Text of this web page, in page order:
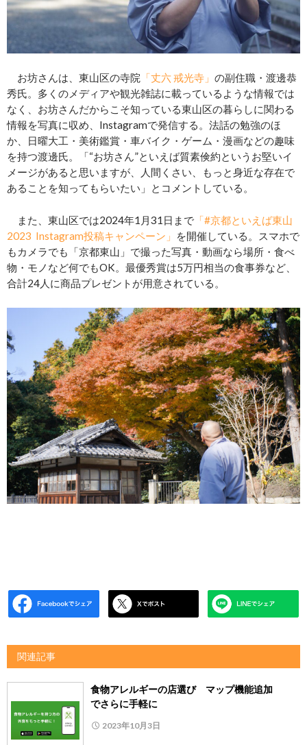
お坊さんは、東山区の寺院 「丈六 戒光寺」 の副住職・渡邊恭
秀氏。多くのメディアや観光雑誌に載っているような情報では
なく、お坊さんだからこそ知っている東山区の暮らしに関わる
情報を写真に収め、Instagramで発信する。法話の勉強のほ
か、日曜大工・美術鑑賞・車バイク・ゲーム・漫画などの趣味
を持つ渡邊氏。「“お坊さん”といえば質素倹約というお堅いイ
メージがあると思いますが、人間くさい、もっと身近な存在で
あることを知ってもらいたい」とコメントしている。
また、東山区では2024年1月31日まで 「#京都といえば東山
2023 Instagram投稿キャンペーン」
を開催している。スマホで
もカメラでも「京都東山」で撮った写真・動画なら場所・食べ
物・モノなど何でもOK。最優秀賞は5万円相当の食事券など、
合計24人に商品プレゼントが用意されている。
関連記事
食物アレルギーの店選び マップ機能追加
でさらに手軽に
2023年10月3日